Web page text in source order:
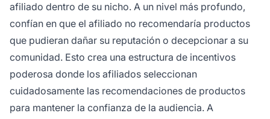
afiliado dentro de su nicho. A un nivel más profundo,
confían en que el afiliado no recomendaría productos
que pudieran dañar su reputación o decepcionar a su
comunidad. Esto crea una estructura de incentivos
poderosa donde los afiliados seleccionan
cuidadosamente las recomendaciones de productos
para mantener la confianza de la audiencia. A